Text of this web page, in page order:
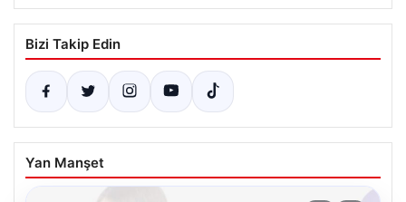
Bizi Takip Edin
Yan Manşet